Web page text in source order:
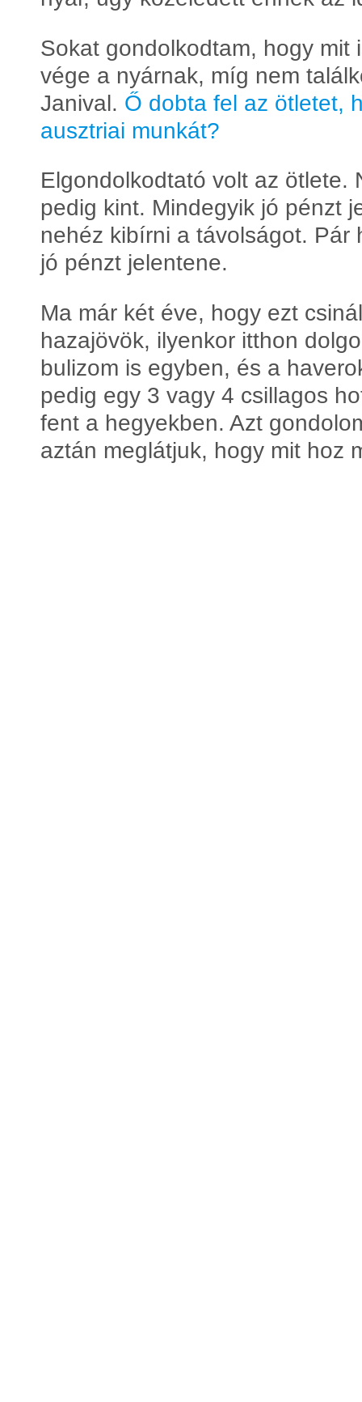
Sokat gondolkodtam, hogy mit
vége a nyárnak, míg nem
Janival. Ő dobta fel az ötletet,
ausztriai munkát?
Elgondolkodtató volt az ötlete.
pedig kint. Mindegyik jó pénzt
nehéz kibírni a távolságot. Pár
jó pénzt jelentene.
Ma már két éve, hogy ezt
hazajövök, ilyenkor itthon
bulizom is egyben, és a
pedig egy 3 vagy 4 csillagos
fent a hegyekben. Azt
aztán meglátjuk, hogy mit hoz